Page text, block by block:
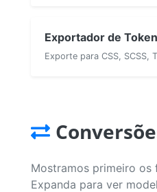
Exportador de
Exporte para CSS, SCSS,
Mostramos primeiro os
Expanda para ver